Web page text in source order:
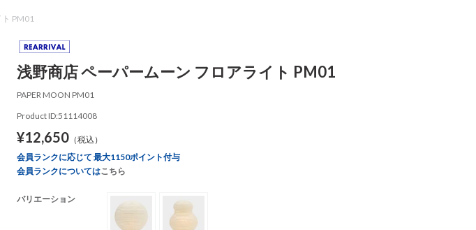
ト PM01
浅野商店 ペーパームーン フロアライト PM01
PAPER MOON PM01
Product ID:51114008
¥12,650（税込）
会員ランクに応じて 最大1150ポイント付与
会員ランクについてはこちら
バリエーション